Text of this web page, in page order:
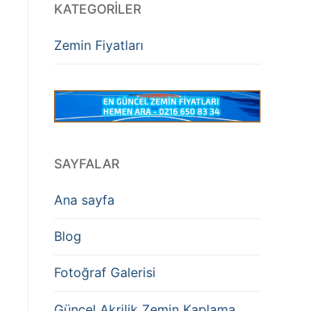
KATEGORILER
Zemin Fiyatları
SAYFALAR
Ana sayfa
Blog
Fotoğraf Galerisi